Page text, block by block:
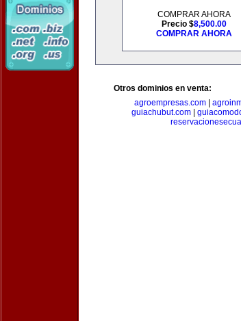
COMPRAR AHORA
Precio $8,500.00
COMPRAR AHORA
Otros dominios en venta:
agroempresas.com|
guiachubut.com